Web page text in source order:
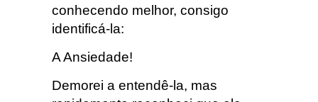
conhecendo melhor, consigo
identificá-la:
A Ansiedade!
Demorei a entendê-la, mas